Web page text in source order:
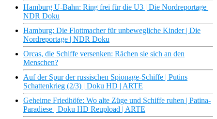
Hamburg U-Bahn: Ring frei für die U3 | Die Nordreportage |
NDR Doku
Hamburg: Die Flottmacher für unbewegliche Kinder | Die
Nordreportage | NDR Doku
Orcas, die Schiffe versenken: Rächen sie sich an den
Menschen?
Auf der Spur der russischen Spionage-Schiffe | Putins
Schattenkrieg (2/3) | Doku HD | ARTE
Geheime Friedhöfe: Wo alte Züge und Schiffe ruhen | Patina-
Paradiese | Doku HD Reupload | ARTE